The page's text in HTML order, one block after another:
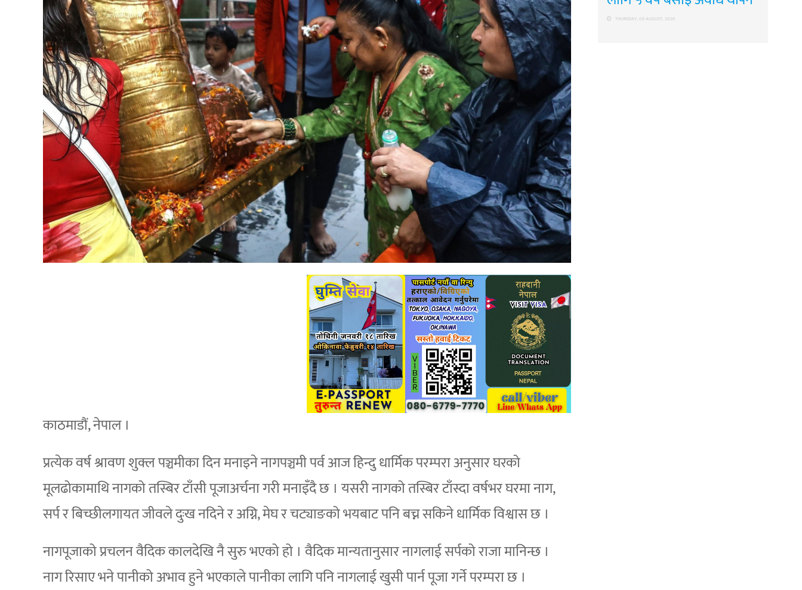
काठमाडौं, नेपाल ।
प्रत्येक वर्ष श्रावण शुक्ल पञ्चमीका दिन मनाइने नागपञ्चमी पर्व आज हिन्दु धार्मिक परम्परा अनुसार घरको
मूलढोकामाथि नागको तस्बिर टाँसी पूजाअर्चना गरी मनाइँदै छ । यसरी नागको तस्बिर टाँस्दा वर्षभर घरमा नाग,
सर्प र बिच्छीलगायत जीवले दुःख नदिने र अग्नि, मेघ र चट्याङको भयबाट पनि बच्न सकिने धार्मिक विश्वास छ ।
नागपूजाको प्रचलन वैदिक कालदेखि नै सुरु भएको हो । वैदिक मान्यतानुसार नागलाई सर्पको राजा मानिन्छ ।
नाग रिसाए भने पानीको अभाव हुने भएकाले पानीका लागि पनि नागलाई खुसी पार्न पूजा गर्ने परम्परा छ ।
THURSDAY, 06 AUGUST, 2026